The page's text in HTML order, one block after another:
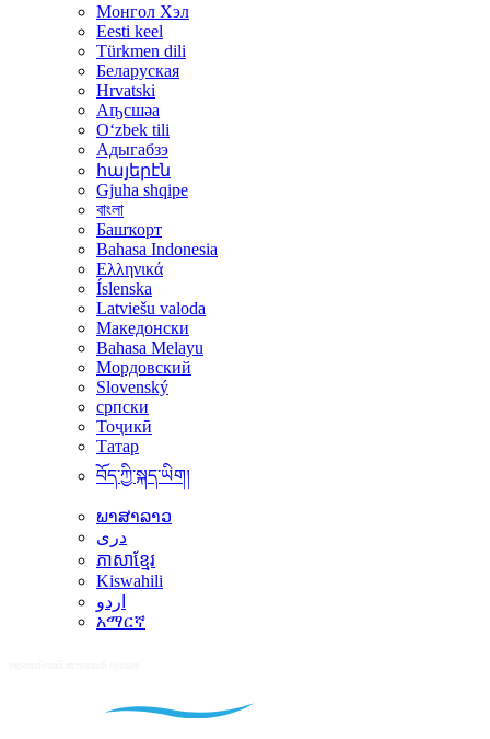
Монгол Хэл
Eesti keel
Türkmen dili
Беларуская
Hrvatski
Аҧсшәа
Oʻzbek tili
Адыгабзэ
հայերէն
Gjuha shqipe
বাংলা
Башҡорт
Bahasa Indonesia
Ελληνικά
Íslenska
Latviešu valoda
Македонски
Bahasa Melayu
Мордовский
Slovenský
српски
Тоҷикӣ
Татар
བོད་ཀྱི་སྐད་ཡིག།
ພາສາລາວ
دری
ភាសាខ្មែរ
Kiswahili
اردو
አማርኛ